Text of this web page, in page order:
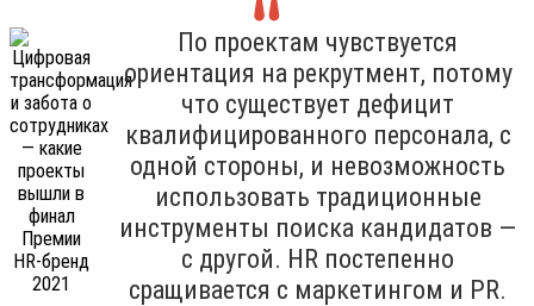
По проектам чувствуется
ориентация на рекрутмент, потому
что существует дефицит
квалифицированного персонала, с
одной стороны, и невозможность
использовать традиционные
инструменты поиска кандидатов —
с другой. HR постепенно
сращивается с маркетингом и PR.